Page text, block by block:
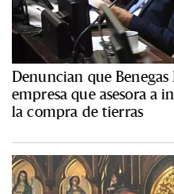
Denuncian que
empresa que asesora a
la compra de tierras